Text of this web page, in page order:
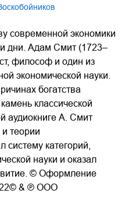
современной экономики
дни. Адам Смит (1723–
философ и один из
экономической науки.
богатства
классической
аудиокниге А. Смит
теории
категорий,
науки и оказал
© Оформление
& ℗ ООО